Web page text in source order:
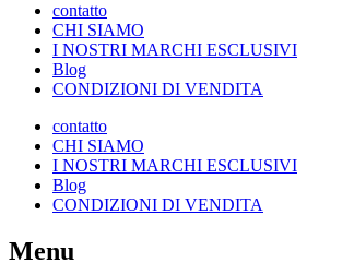
contatto
CHI SIAMO
I NOSTRI MARCHI ESCLUSIVI
Blog
CONDIZIONI DI VENDITA
contatto
CHI SIAMO
I NOSTRI MARCHI ESCLUSIVI
Blog
CONDIZIONI DI VENDITA
Menu